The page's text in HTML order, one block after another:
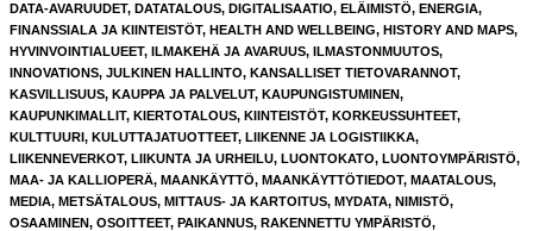
DATA-AVARUUDET, DATATALOUS, DIGITALISAATIO, ELÄIMISTÖ, ENERGIA,
FINANSSIALA JA KIINTEISTÖT, HEALTH AND WELLBEING, HISTORY AND MAPS,
HYVINVOINTIALUEET, ILMAKEHÄ JA AVARUUS, ILMASTONMUUTOS,
INNOVATIONS, JULKINEN HALLINTO, KANSALLISET TIETOVARANNOT,
KASVILLISUUS, KAUPPA JA PALVELUT, KAUPUNGISTUMINEN,
KAUPUNKIMALLIT, KIERTOTALOUS, KIINTEISTÖT, KORKEUSSUHTEET,
KULTTUURI, KULUTTAJATUOTTEET, LIIKENNE JA LOGISTIIKKA,
LIIKENNEVERKOT, LIIKUNTA JA URHEILU, LUONTOKATO, LUONTOYMPÄRISTÖ,
MAA- JA KALLIOPERÄ, MAANKÄYTTÖ, MAANKÄYTTÖTIEDOT, MAATALOUS,
MEDIA, METSÄTALOUS, MITTAUS- JA KARTOITUS, MYDATA, NIMISTÖ,
OSAAMINEN, OSOITTEET, PAIKANNUS, RAKENNETTU YMPÄRISTÖ,